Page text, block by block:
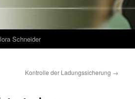
Schneider
Kontrolle der Ladungssicherung →